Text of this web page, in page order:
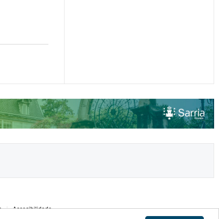
Accesibilidade